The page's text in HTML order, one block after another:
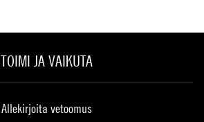
TOIMI JA VAIKUTA
Allekirjoita vetoomus